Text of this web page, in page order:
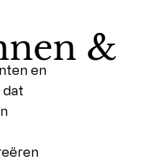
&
en
dat